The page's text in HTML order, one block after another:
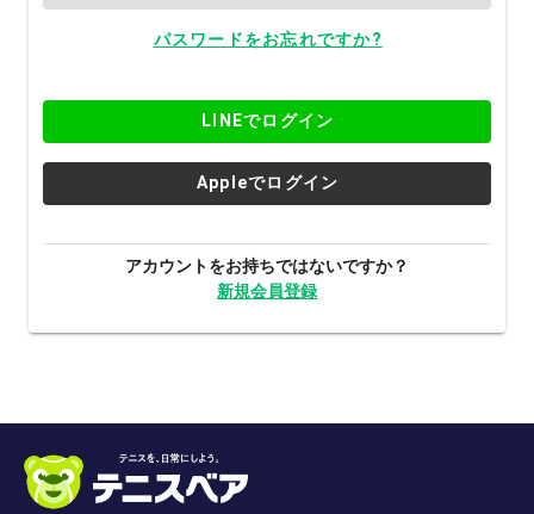
パスワードをお忘れですか?
LINEでログイン
Appleでログイン
アカウントをお持ちではないですか？
新規会員登録